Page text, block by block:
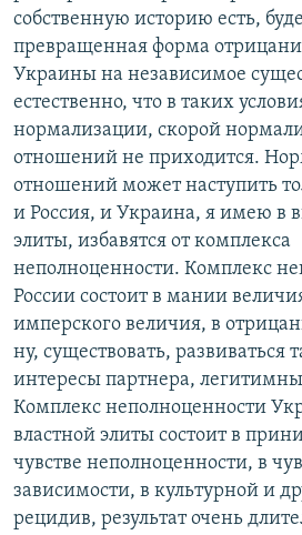
собственную историю есть,
превращенная форма
Украины на независимое
естественно, что в таких
нормализации, скорой
отношений не приходится.
отношений может наступить
и Россия, и Украина, я имею в
элиты, избавятся от комплекса
неполноценности. Комплекс
России состоит в мании
имперского величия, в
ну, существовать, развиваться
интересы партнера,
Комплекс неполноценности
властной элиты состоит в
чувстве неполноценности, в
зависимости, в культурной и
рецидив, результат очень